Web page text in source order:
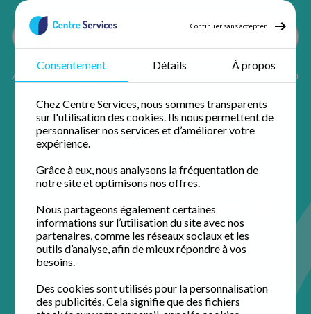
Continuer sans accepter
Consentement Détails À propos
Chez Centre Services, nous sommes transparents
sur l'utilisation des cookies. Ils nous permettent de
personnaliser nos services et d’améliorer votre
expérience.
Grâce à eux, nous analysons la fréquentation de
notre site et optimisons nos offres.
Nous partageons également certaines
informations sur l’utilisation du site avec nos
partenaires, comme les réseaux sociaux et les
outils d’analyse, afin de mieux répondre à vos
besoins.
Des cookies sont utilisés pour la personnalisation
des publicités. Cela signifie que des fichiers
Accueil Ménage Chatou
Ménage à domicile à
Chatou
Profitez de 50% de crédit d'impôt immédiat avec votre
5 / 5 sur 56 avisGoogle